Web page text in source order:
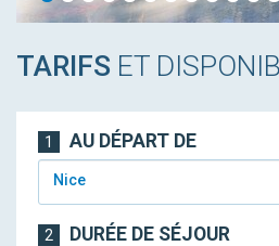
TARIFS ET
1 AU DÉPART DE
Nice
2 DURÉE DE SÉJOUR